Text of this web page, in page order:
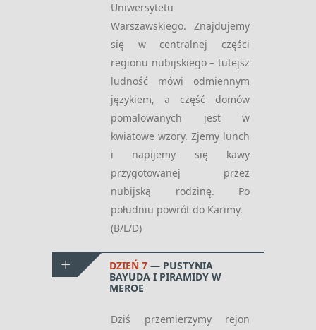
Uniwersytetu
Warszawskiego. Znajdujemy
się w centralnej części
regionu nubijskiego – tutejsz
ludność mówi odmiennym
językiem, a część domów
pomalowanych jest w
kwiatowe wzory. Zjemy lunch
i napijemy się kawy
przygotowanej przez
nubijską rodzinę. Po
południu powrót do Karimy.
(B/L/D)
DZIEŃ 7
PUSTYNIA
BAYUDA I PIRAMIDY W
MEROE
Dziś przemierzymy rejon